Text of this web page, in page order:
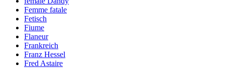
Femme fatale
Fetisch
Fiume
Flaneur
Frankreich
Franz Hessel
Fred Astaire